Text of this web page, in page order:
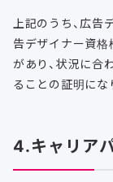
上記のうち、広告
告デザイナー資格
があり、状況に合
ることの証明にな
4.キャリア